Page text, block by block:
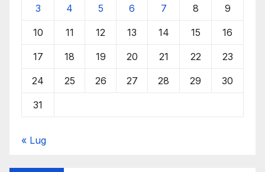
3 4 5 6 7 8 9
10 11 12 13 14 15 16
17 18 19 20 21 22 23
24 25 26 27 28 29 30
31
« Lug